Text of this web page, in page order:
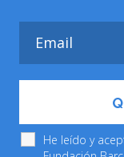
He leído y